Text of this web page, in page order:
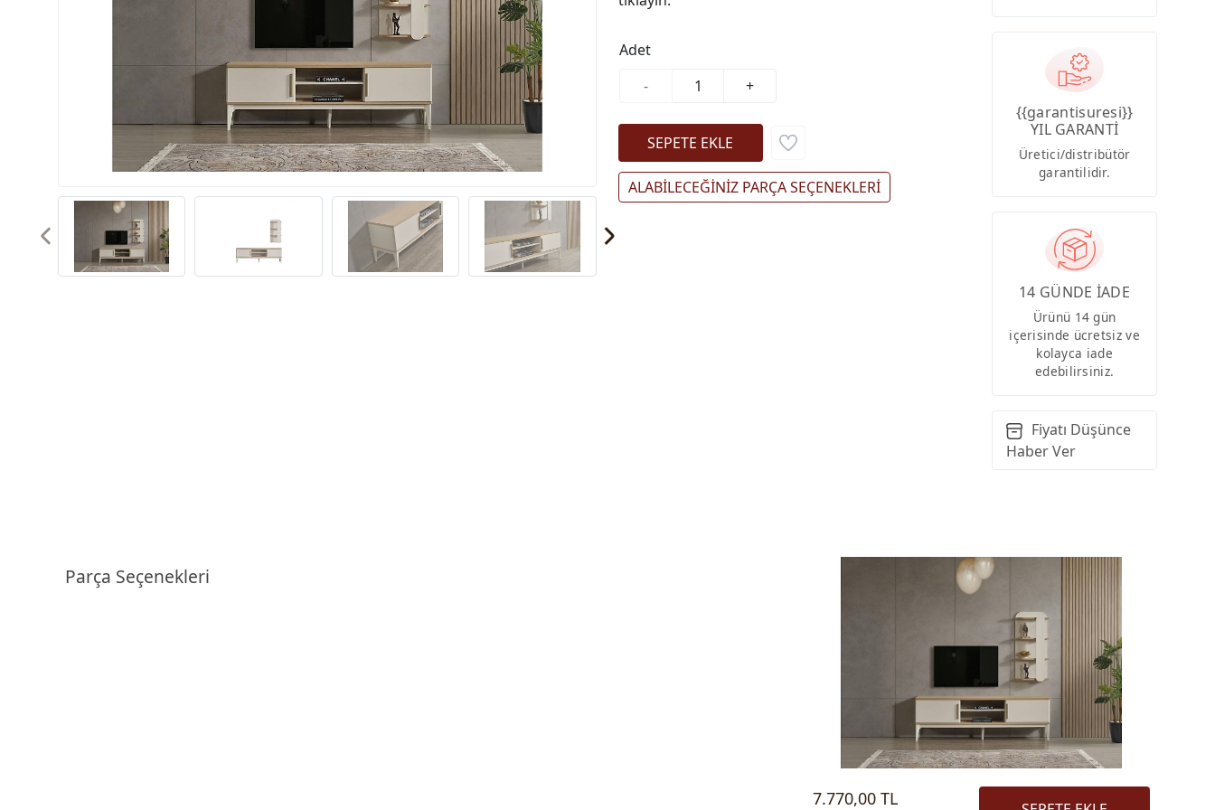
Adet
-
+
ALABİLECEĞİNİZ PARÇA SEÇENEKLERİ
{{garantisuresi}}
YIL GARANTİ
Üretici/distribütör
garantilidir.
14 GÜNDE İADE
Ürünü 14 gün
içerisinde ücretsiz ve
kolayca iade
edebilirsiniz.
Fiyatı Düşünce
Haber Ver
Parça Seçenekleri
7.770,00 TL